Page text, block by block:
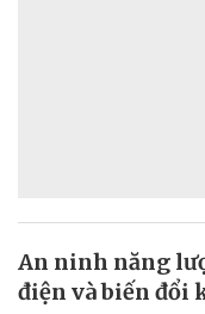
An ninh năng
điện và biến đổi